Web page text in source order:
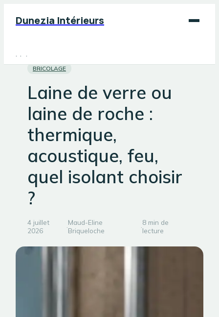
Dunezia Intérieurs
Maison
Jardinage
Bricolage
BRICOLAGE
Laine de verre ou
laine de roche :
thermique,
acoustique, feu,
quel isolant choisir
?
4 juillet
2026
·Maud-Eline
Briqueloche
·8 min de
lecture